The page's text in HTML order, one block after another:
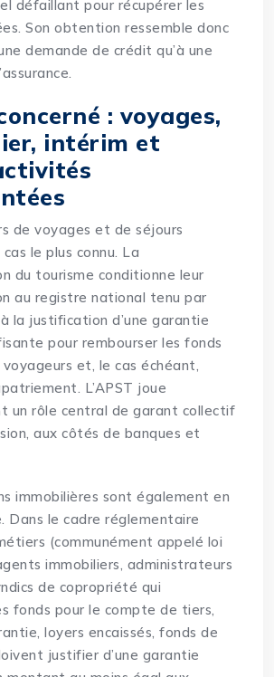
défaillant pour récupérer les
Son obtention ressemble donc
demande de crédit qu’à une
: voyages,
intérim et
de voyages et de séjours
le plus connu. La
du tourisme conditionne leur
au registre national tenu par
la justification d’une garantie
pour rembourser les fonds
et, le cas échéant,
L’APST joue
un rôle central de garant collectif
aux côtés de banques et
immobilières sont également en
Dans le cadre réglementaire
(communément appelé loi
immobiliers, administrateurs
de copropriété qui
fonds pour le compte de tiers,
loyers encaissés, fonds de
justifier d’une garantie